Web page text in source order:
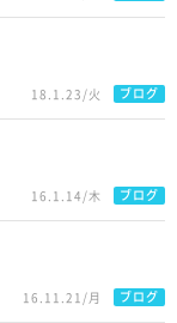
18.1.23/火 ブログ
16.1.14/木 ブログ
16.11.21/月 ブログ